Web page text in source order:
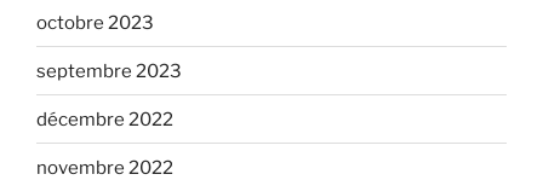
octobre 2023
septembre 2023
décembre 2022
novembre 2022